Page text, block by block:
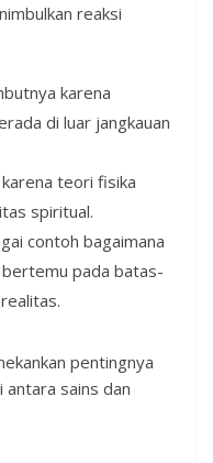
reaksi
karena
di luar jangkauan
teori fisika
spiritual.
contoh bagaimana
bertemu pada batas-
pentingnya
sains dan